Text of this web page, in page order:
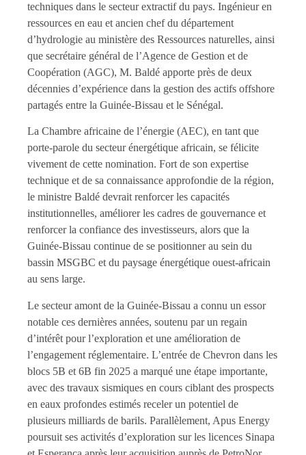
techniques dans le secteur extractif du pays. Ingénieur en
ressources en eau et ancien chef du département
d’hydrologie au ministère des Ressources naturelles, ainsi
que secrétaire général de l’Agence de Gestion et de
Coopération (AGC), M. Baldé apporte près de deux
décennies d’expérience dans la gestion des actifs offshore
partagés entre la Guinée-Bissau et le Sénégal.
La Chambre africaine de l’énergie (AEC), en tant que
porte-parole du secteur énergétique africain, se félicite
vivement de cette nomination. Fort de son expertise
technique et de sa connaissance approfondie de la région,
le ministre Baldé devrait renforcer les capacités
institutionnelles, améliorer les cadres de gouvernance et
renforcer la confiance des investisseurs, alors que la
Guinée-Bissau continue de se positionner au sein du
bassin MSGBC et du paysage énergétique ouest-africain
au sens large.
Le secteur amont de la Guinée-Bissau a connu un essor
notable ces dernières années, soutenu par un regain
d’intérêt pour l’exploration et une amélioration de
l’engagement réglementaire. L’entrée de Chevron dans les
blocs 5B et 6B fin 2025 a marqué une étape importante,
avec des travaux sismiques en cours ciblant des prospects
en eaux profondes estimés receler un potentiel de
plusieurs milliards de barils. Parallèlement, Apus Energy
poursuit ses activités d’exploration sur les licences Sinapa